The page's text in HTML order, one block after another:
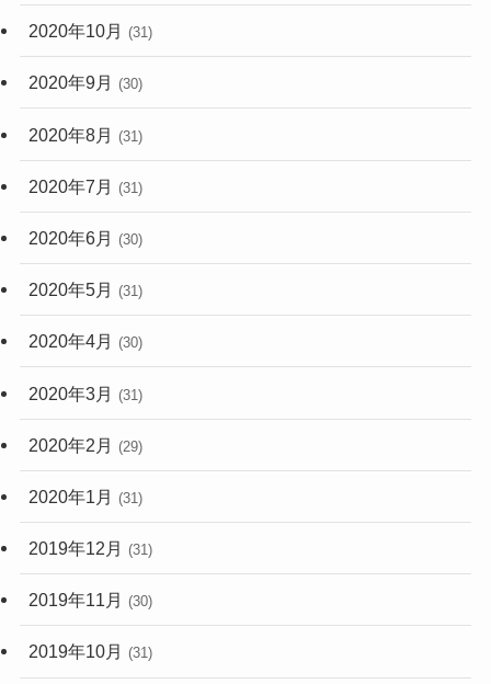
2020年10月 (31)
2020年9月 (30)
2020年8月 (31)
2020年7月 (31)
2020年6月 (30)
2020年5月 (31)
2020年4月 (30)
2020年3月 (31)
2020年2月 (29)
2020年1月 (31)
2019年12月 (31)
2019年11月 (30)
2019年10月 (31)